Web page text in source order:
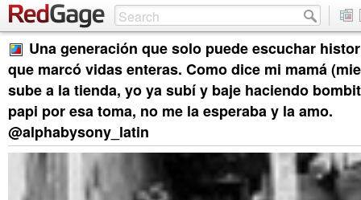
Una generación que solo puede escuchar
que marcó vidas enteras. Como dice mi mamá
sube a la tienda, yo ya subí y baje haciendo
papi por esa toma, no me la esperaba y la amo.
@alphabysony_latin